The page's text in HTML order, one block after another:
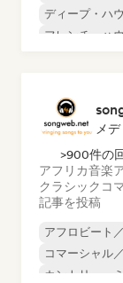
ディープ・ハ
フレンチ・ハ
メ
>900件の
アフリカ音楽
クラシック コ
記事を投稿
アフロビート
コマーシャル
カントリー・